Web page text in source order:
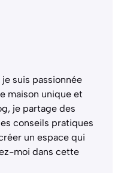
suis passionnée
maison unique et
je partage des
conseils pratiques
un espace qui
moi dans cette